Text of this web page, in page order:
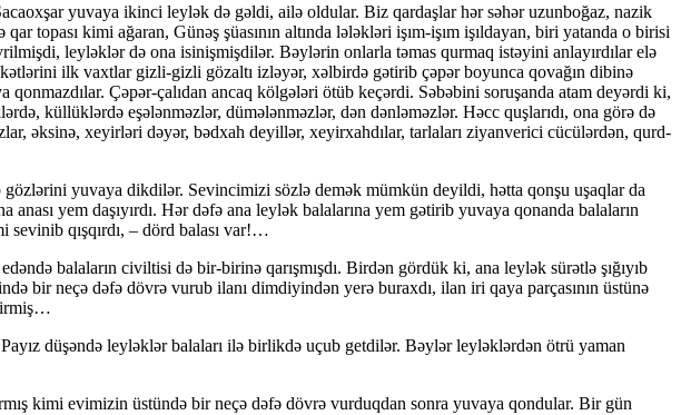
yuvaya ikinci leylək də gəldi, ailə oldular. Biz qardaşlar hər səhər uzunboğaz, nazik
topası kimi ağaran, Günəş şüasının altında lələkləri işım-işım işıldayan, biri yatanda o birisi
leyləklər də ona isinişmişdilər. Bəylərin onlarla təmas qurmaq istəyini anlayırdılar elə
ilk vaxtlar gizli-gizli gözaltı izləyər, xəlbirdə gətirib çəpər boyunca qovağın dibinə
qonmazdılar. Çəpər-çalıdan ancaq kölgələri ötüb keçərdi. Səbəbini soruşanda atam deyərdi ki,
küllüklərdə eşələnməzlər, dümələnməzlər, dən dənləməzlər. Həcc quşlarıdı, ona görə də
əksinə, xeyirləri dəyər, bədxah deyillər, xeyirxahdılar, tarlaları ziyanverici cücülərdən, qurd-
yuvaya dikdilər. Sevincimizi sözlə demək mümkün deyildi, hətta qonşu uşaqlar da
yem daşıyırdı. Hər dəfə ana leylək balalarına yem gətirib yuvaya qonanda balaların
sevinib qışqırdı, – dörd balası var!…
balaların civiltisi də bir-birinə qarışmışdı. Birdən gördük ki, ana leylək sürətlə şığıyıb
neçə dəfə dövrə vurub ilanı dimdiyindən yerə buraxdı, ilan iri qaya parçasının üstünə
düşəndə leyləklər balaları ilə birlikdə uçub getdilər. Bəylər leyləklərdən ötrü yaman
kimi evimizin üstündə bir neçə dəfə dövrə vurduqdan sonra yuvaya qondular. Bir gün